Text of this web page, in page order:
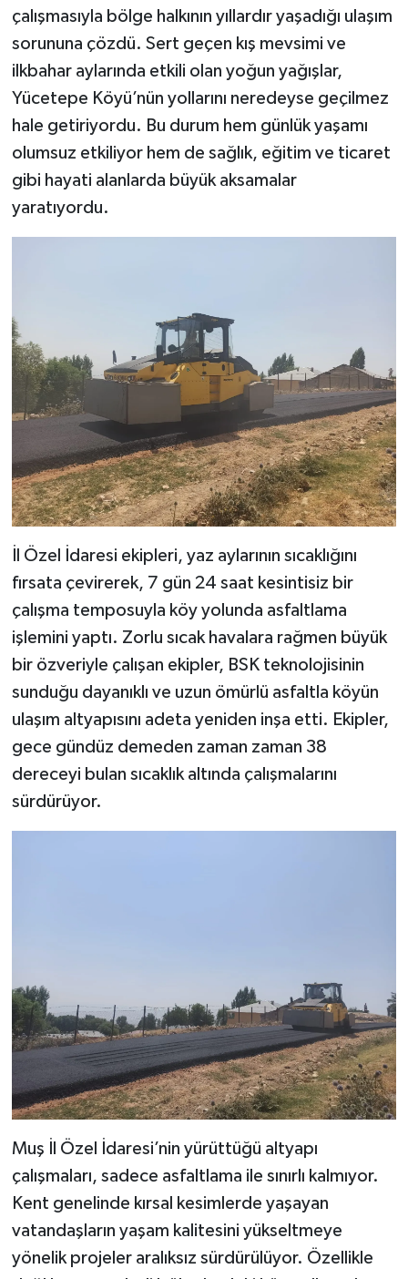
çalışmasıyla bölge halkının yıllardır yaşadığı ulaşım
sorununa çözdü. Sert geçen kış mevsimi ve
ilkbahar aylarında etkili olan yoğun yağışlar,
Yücetepe Köyü’nün yollarını neredeyse geçilmez
hale getiriyordu. Bu durum hem günlük yaşamı
olumsuz etkiliyor hem de sağlık, eğitim ve ticaret
gibi hayati alanlarda büyük aksamalar
yaratıyordu.
İl Özel İdaresi ekipleri, yaz aylarının sıcaklığını
fırsata çevirerek, 7 gün 24 saat kesintisiz bir
çalışma temposuyla köy yolunda asfaltlama
işlemini yaptı. Zorlu sıcak havalara rağmen büyük
bir özveriyle çalışan ekipler, BSK teknolojisinin
sunduğu dayanıklı ve uzun ömürlü asfaltla köyün
ulaşım altyapısını adeta yeniden inşa etti. Ekipler,
gece gündüz demeden zaman zaman 38
dereceyi bulan sıcaklık altında çalışmalarını
sürdürüyor.
Muş İl Özel İdaresi’nin yürüttüğü altyapı
çalışmaları, sadece asfaltlama ile sınırlı kalmıyor.
Kent genelinde kırsal kesimlerde yaşayan
vatandaşların yaşam kalitesini yükseltmeye
yönelik projeler aralıksız sürdürülüyor. Özellikle